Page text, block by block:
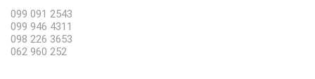
099 091 2543
099 946 4311
098 226 3653
062 960 252